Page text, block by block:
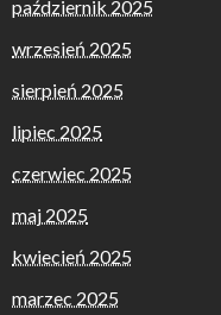
październik 2025
wrzesień 2025
sierpień 2025
lipiec 2025
czerwiec 2025
maj 2025
kwiecień 2025
marzec 2025